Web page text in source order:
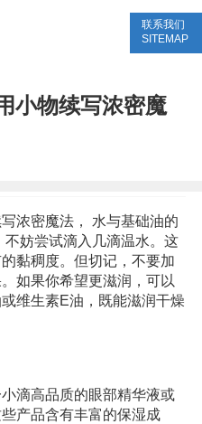
联系我们
SITEMAP
小物续写浓密魔
浓密魔法， 水与基础油的
妨尝试滴入几滴温水。这
黏稠度。但切记，不要加
如果你希望更滋润，可以
维生素E油，既能滋润干燥
滴高品质的眼部精华液或
产品含有丰富的保湿成